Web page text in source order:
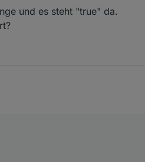
und es steht "true" da.